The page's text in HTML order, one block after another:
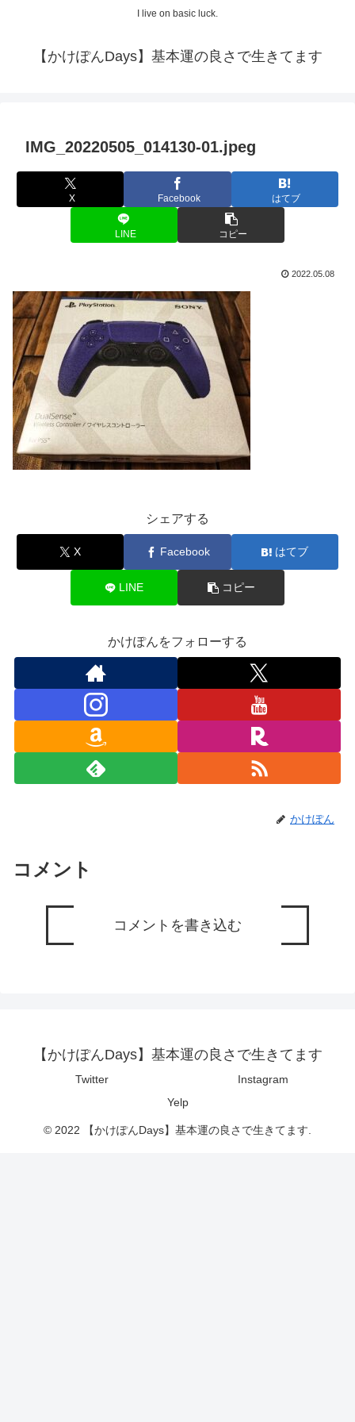
I live on basic luck.
【かけぽんDays】基本運の良さで生きてます
IMG_20220505_014130-01.jpeg
X Facebook はてブ
LINE コピー
2022.05.08
シェアする
X Facebook はてブ
LINE コピー
かけぽんをフォローする
かけぽん
コメント
コメントを書き込む
【かけぽんDays】基本運の良さで生きてます
Twitter
Instagram
Yelp
© 2022 【かけぽんDays】基本運の良さで生きてます.